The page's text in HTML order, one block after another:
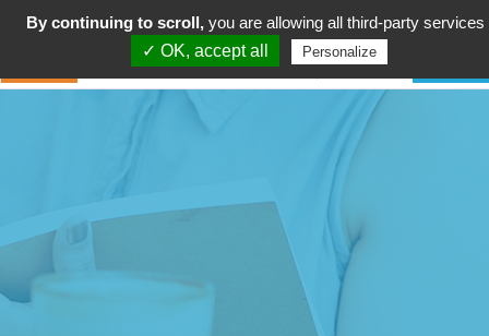
By continuing to scroll, you are allowing all third-party services
✓ OK, accept all
Personalize